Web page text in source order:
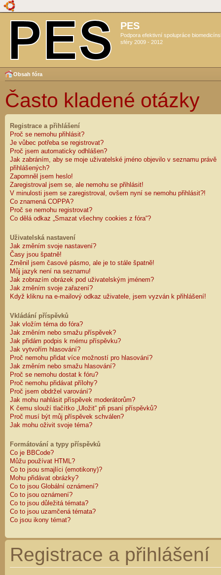
PES
Podpora efektivní spolupráce
sféry 2009 - 2012
Obsah fóra
Často kladené otázky
Registrace a přihlášení
Proč se nemohu přihlásit?
Je vůbec potřeba se registrovat?
Proč jsem automaticky odhlášen?
Jak zabráním, aby se moje uživatelské jméno objevilo v seznamu právě
přihlášených?
Zapomněl jsem heslo!
Zaregistroval jsem se, ale nemohu se přihlásit!
V minulosti jsem se zaregistroval, ovšem nyní se nemohu přihlásit?!
Co znamená COPPA?
Proč se nemohu registrovat?
Co dělá odkaz „Smazat všechny cookies z fóra“?
Uživatelská nastavení
Jak změním svoje nastavení?
Časy jsou špatně!
Změnil jsem časové pásmo, ale je to stále špatně!
Můj jazyk není na seznamu!
Jak zobrazím obrázek pod uživatelským jménem?
Jak změním svoje zařazení?
Když kliknu na e-mailový odkaz uživatele, jsem vyzván k přihlášení!
Vkládání příspěvků
Jak vložím téma do fóra?
Jak změním nebo smažu příspěvek?
Jak přidám podpis k mému příspěvku?
Jak vytvořím hlasování?
Proč nemohu přidat více možností pro hlasování?
Jak změním nebo smažu hlasování?
Proč se nemohu dostat k fóru?
Proč nemohu přidávat přílohy?
Proč jsem obdržel varování?
Jak mohu nahlásit příspěvek moderátorům?
K čemu slouží tlačítko „Uložit“ při psaní příspěvků?
Proč musí být můj příspěvek schválen?
Jak mohu oživit svoje téma?
Formátování a typy příspěvků
Co je BBCode?
Můžu používat HTML?
Co to jsou smajlíci (emotikony)?
Mohu přidávat obrázky?
Co to jsou Globální oznámení?
Co to jsou oznámení?
Co to jsou důležitá témata?
Co to jsou uzamčená témata?
Co jsou ikony témat?
Registrace a přihlášení